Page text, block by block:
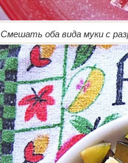
Смешать оба вида муки с